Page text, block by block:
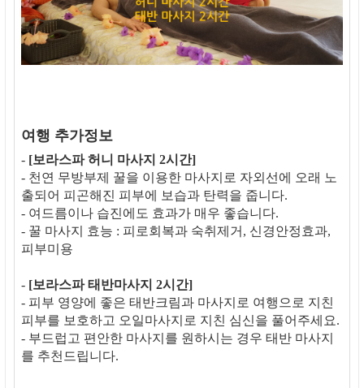
여행 추가정보
- [보라스파 허니 마사지 2시간]
- 천연 무방부제 꿀을 이용한 마사지로 자외선에 오래 노
출되어 피곤해진 피부에 보습과 탄력을 줍니다.
- 여드름이나 습진에도 효과가 매우 좋습니다.
- 꿀 마사지 효능 : 피로회복과 숙취제거, 신경안정효과,
피부미용
- [보라스파 태반마사지 2시간]
- 피부 영양에 좋은 태반크림과 마사지로 여행으로 지친
피부를 보호하고 오일마사지로 지친 심신을 풀어주세요.
- 부드럽고 편안한 마사지를 원하시는 경우 태반 마사지
를 추천드립니다.